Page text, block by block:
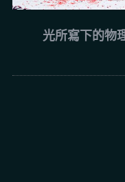
光所寫下的物